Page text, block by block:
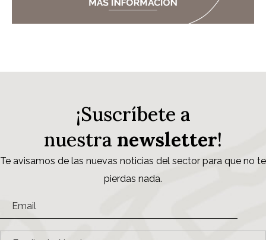
¡Suscríbete a
nuestra newsletter!
Te avisamos de las nuevas noticias del sector para que no te
pierdas nada.